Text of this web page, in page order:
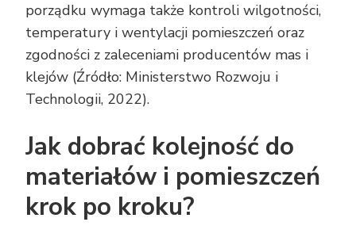
porządku wymaga także kontroli wilgotności,
temperatury i wentylacji pomieszczeń oraz
zgodności z zaleceniami producentów mas i
klejów (Źródło: Ministerstwo Rozwoju i
Technologii, 2022).
Jak dobrać kolejność do
materiałów i pomieszczeń
krok po kroku?